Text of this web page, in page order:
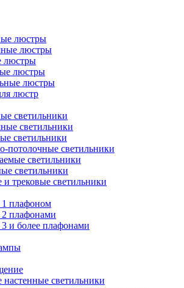
люстры
люстры
люстры
люстры
люстры
люстр
светильники
светильники
светильники
потолочные светильники
светильники
светильники
трековые светильники
плафоном
плафонами
и более плафонами
светильники